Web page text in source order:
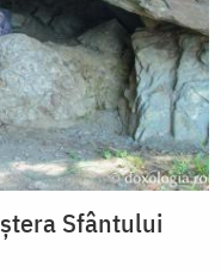
Sfântului